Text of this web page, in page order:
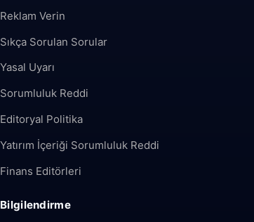
Reklam Verin
Sıkça Sorulan Sorular
Yasal Uyarı
Sorumluluk Reddi
Editoryal Politika
Yatırım İçeriği Sorumluluk Reddi
Finans Editörleri
Bilgilendirme